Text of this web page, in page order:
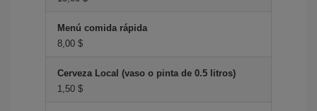
Menú comida rápida
8,00 $
Cerveza Local (vaso o pinta de 0.5 litros)
1,50 $